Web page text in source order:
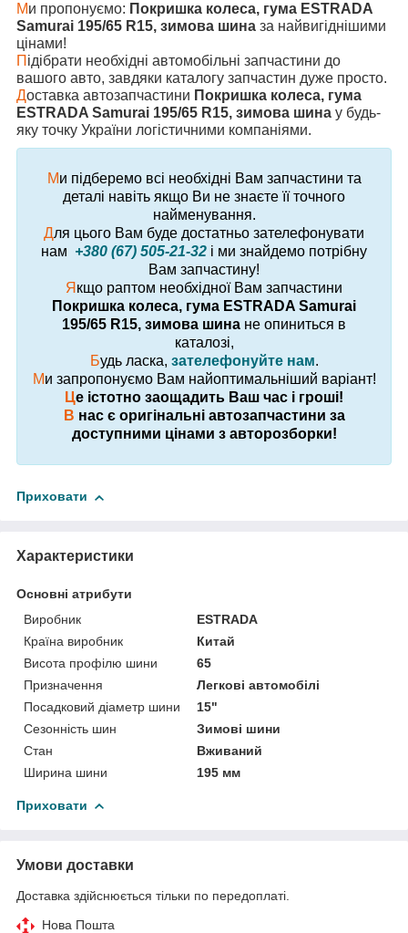
Ми пропонуємо: Покришка колеса, гума ESTRADA
Samurai 195/65 R15, зимова шина за найвигіднішими
цінами!
П ідібрати необхідні автомобільні запчастини до
вашого авто, завдяки каталогу запчастин дуже просто.
Доставка автозапчастини Покришка колеса, гума
ESTRADA Samurai 195/65 R15, зимова шина у будь-
яку точку України логістичними компаніями.
Ми підберемо всі необхідні Вам запчастини та
деталі навіть якщо Ви не знаєте її точного
найменування.
Для цього Вам буде достатньо зателефонувати
нам +380 (67) 505-21-32 і ми знайдемо потрібну
Вам запчастину!
Я кщо раптом необхідної Вам запчастини
Покришка колеса, гума ESTRADA Samurai
195/65 R15, зимова шина не опиниться в
каталозі,
Будь ласка, зателефонуйте нам.
Ми запропонуємо Вам найоптимальніший варіант!
Це істотно заощадить Ваш час і гроші!
В нас є оригінальні автозапчастини за
доступними цінами з авторозборки!
Приховати
Характеристики
Основні атрибути
Виробник
ESTRADA
Країна виробник
Китай
Висота профілю шини
65
Призначення
Легкові автомобілі
Посадковий діаметр шини
15"
Сезонність шин
Зимові шини
Стан
Вживаний
Ширина шини
195 мм
Приховати
Умови доставки
Доставка здійснюється тільки по передоплаті.
Нова Пошта